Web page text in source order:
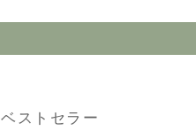
ベストセラー